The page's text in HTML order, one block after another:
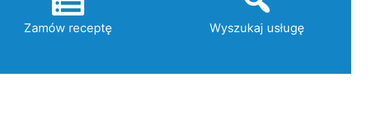
Zamów receptę Wyszukaj usługę